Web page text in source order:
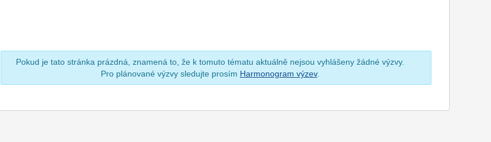
Pokud je tato stránka prázdná, znamená to, že k tomuto tématu aktuálně nejsou vyhlášeny žádné výzvy.
Pro plánované výzvy sledujte prosím Harmonogram výzev.